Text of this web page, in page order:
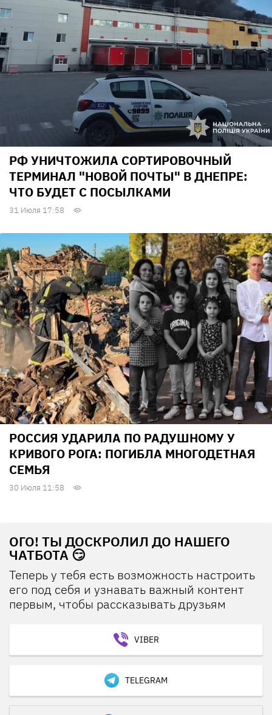
РФ УНИЧТОЖИЛА СОРТИРОВОЧНЫЙ
ТЕРМИНАЛ "НОВОЙ ПОЧТЫ" В ДНЕПРЕ:
ЧТО БУДЕТ С ПОСЫЛКАМИ
31 Июля 17:58
РОССИЯ УДАРИЛА ПО РАДУШНОМУ У
КРИВОГО РОГА: ПОГИБЛА МНОГОДЕТНАЯ
СЕМЬЯ
30 Июля 11:58
ОГО! ТЫ ДОСКРОЛИЛ ДО НАШЕГО
ЧАТБОТА 😏
Теперь у тебя есть возможность настроить
его под себя и узнавать важный контент
первым, чтобы рассказывать друзьям
VIBER
TELEGRAM